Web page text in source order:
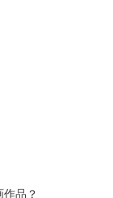
作品？